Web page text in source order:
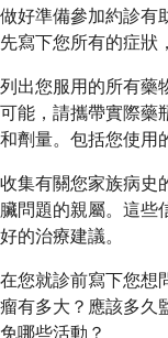
做好準備參加約診有
先寫下您所有的症狀
列出您服用的所有藥
可能，請攜帶實際藥
和劑量。包括您使用
收集有關您家族病史
臟問題的親屬。這些
好的治療建議。
在您就診前寫下您想
瘤有多大？應該多久
免哪些活動？